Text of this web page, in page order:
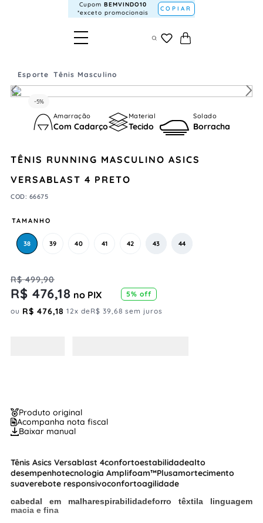
Cupom BEMVINDO10
*exceto promocionais
COPIAR
Esporte Tênis Masculino
-5%
Amarração
Com Cadarço
Material
Tecido
Solado
Borracha
TÊNIS RUNNING MASCULINO ASICS
VERSABLAST 4 PRETO
COD: 66675
TAMANHO
38 39 40 41 42 43 44
R$ 499,90
R$ 476,18 no PIX 5% off
ou R$ 476,18 12x deR$ 39,68 sem juros
Produto original
Acompanha nota fiscal
Baixar manual
Tênis Asics Versablast 4confortoestabilidadealto
desempenhotecnologia Amplifoam™Plusamortecimento
suaverebote responsivoconfortoagilidade
cabedal em malharespirabilidadeforro têxtil a linguagem
macia e fina